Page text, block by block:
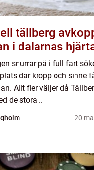
avkoppling
i dalarnas
snurrar på i full fart
där kropp och sinne
Allt fler väljer då
de stora...
20